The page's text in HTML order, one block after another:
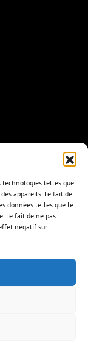
technologies telles que
appareils. Le fait de
données telles que le
Le fait de ne pas
négatif sur